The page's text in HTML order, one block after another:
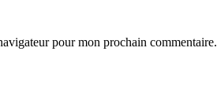
pour mon prochain commentaire.